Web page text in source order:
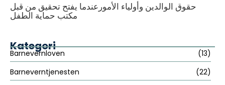
حقوق الوالدين وأولياء الأمورعندما يفتح تحقيق من قبل
مكتب حماية الطفل
Kategori
Barnevernloven
(13)
Barneverntjenesten
(22)